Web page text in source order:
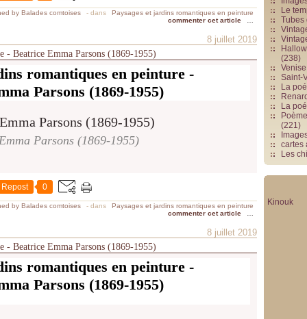
by Balades comtoises - dans
Paysages et jardins romantiques en peinture
commenter cet article
8 juillet 2019
- Beatrice Emma Parsons (1869-1955)
romantiques en peinture -
Parsons (1869-1955)
Parsons (1869-1955)
Repost 0
by Balades comtoises - dans
Paysages et jardins romantiques en peinture
commenter cet article
8 juillet 2019
- Beatrice Emma Parsons (1869-1955)
romantiques en peinture -
Parsons (1869-1955)
Le
Tubes
(238)
Saint-
La
La
(221)
cartes
Les
Kinouk